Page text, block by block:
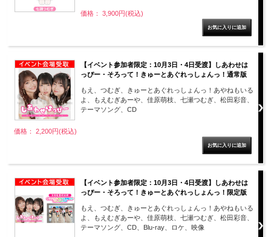
価格： 3,900円(税込)
【イベント参加者限定：10月3日・4日受渡】しあわせは
っぴー・そろって！きゅーとあぐれっしょんっ！通常版
もえ、つむぎ、きゅーとあぐれっしょんっ！あやねもいる
よ、もえむぎあーや、佳原萌枝、七瀬つむぎ、松田彩音、
テーマソング、CD
価格： 2,200円(税込)
【イベント参加者限定：10月3日・4日受渡】しあわせは
っぴー・そろって！きゅーとあぐれっしょんっ！限定版
もえ、つむぎ、きゅーとあぐれっしょんっ！あやねもいる
よ、もえむぎあーや、佳原萌枝、七瀬つむぎ、松田彩音、
テーマソング、CD、Blu-ray、ロケ、映像